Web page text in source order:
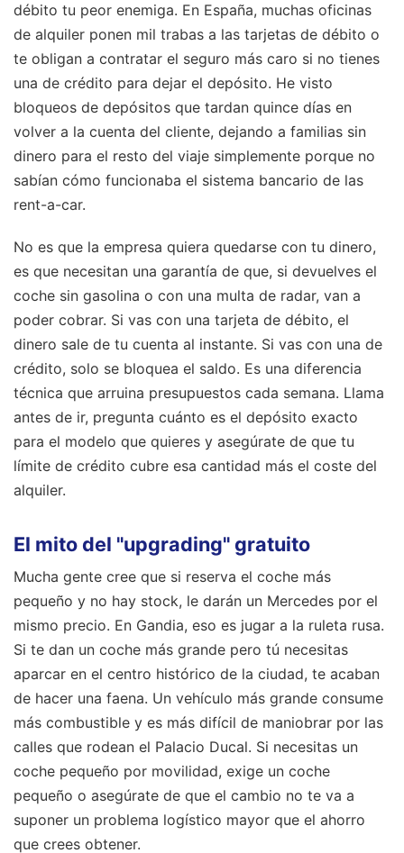
débito tu peor enemiga. En España, muchas oficinas
de alquiler ponen mil trabas a las tarjetas de débito o
te obligan a contratar el seguro más caro si no tienes
una de crédito para dejar el depósito. He visto
bloqueos de depósitos que tardan quince días en
volver a la cuenta del cliente, dejando a familias sin
dinero para el resto del viaje simplemente porque no
sabían cómo funcionaba el sistema bancario de las
rent-a-car.
No es que la empresa quiera quedarse con tu dinero,
es que necesitan una garantía de que, si devuelves el
coche sin gasolina o con una multa de radar, van a
poder cobrar. Si vas con una tarjeta de débito, el
dinero sale de tu cuenta al instante. Si vas con una de
crédito, solo se bloquea el saldo. Es una diferencia
técnica que arruina presupuestos cada semana. Llama
antes de ir, pregunta cuánto es el depósito exacto
para el modelo que quieres y asegúrate de que tu
límite de crédito cubre esa cantidad más el coste del
alquiler.
El mito del "upgrading" gratuito
Mucha gente cree que si reserva el coche más
pequeño y no hay stock, le darán un Mercedes por el
mismo precio. En Gandia, eso es jugar a la ruleta rusa.
Si te dan un coche más grande pero tú necesitas
aparcar en el centro histórico de la ciudad, te acaban
de hacer una faena. Un vehículo más grande consume
más combustible y es más difícil de maniobrar por las
calles que rodean el Palacio Ducal. Si necesitas un
coche pequeño por movilidad, exige un coche
pequeño o asegúrate de que el cambio no te va a
suponer un problema logístico mayor que el ahorro
que crees obtener.